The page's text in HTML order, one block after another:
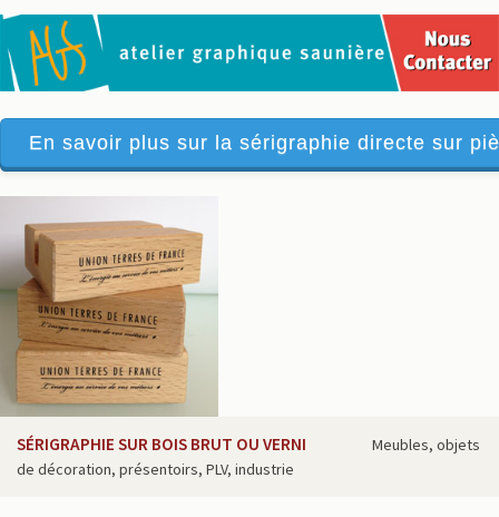
En savoir plus sur la sérigraphie directe sur
SÉRIGRAPHIE SUR BOIS BRUT OU VERNI
Meubles, objets
de décoration, présentoirs, PLV, industrie